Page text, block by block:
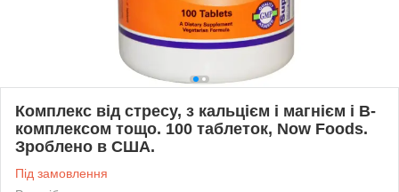
Комплекс від стресу, з кальцієм і магнієм і В-
комплексом тощо. 100 таблеток, Now Foods.
Зроблено в США.
Під замовлення